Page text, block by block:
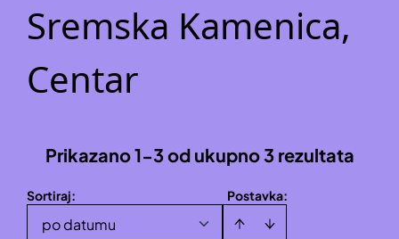
Sremska Kamenica,
Centar
Prikazano 1-3 od ukupno 3 rezultata
Postavka:
Sortiraj:
po datumu